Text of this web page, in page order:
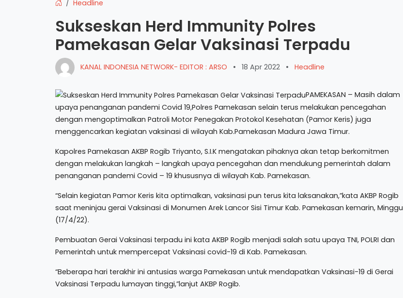
Headline
Sukseskan Herd Immunity Polres
Pamekasan Gelar Vaksinasi Terpadu
KANAL INDONESIA NETWORK- EDITOR : ARSO • 18 Apr 2022 • Headline
PAMEKASAN – Masih dalam
upaya penanganan pandemi Covid 19,Polres Pamekasan selain terus melakukan pencegahan
dengan mengoptimalkan Patroli Motor Penegakan Protokol Kesehatan (Pamor Keris) juga
menggencarkan kegiatan vaksinasi di wilayah Kab.Pamekasan Madura Jawa Timur.
Kapolres Pamekasan AKBP Rogib Triyanto, S.I.K mengatakan pihaknya akan tetap berkomitmen
dengan melakukan langkah – langkah upaya pencegahan dan mendukung pemerintah dalam
penanganan pandemi Covid – 19 khususnya di wilayah Kab. Pamekasan.
“Selain kegiatan Pamor Keris kita optimalkan, vaksinasi pun terus kita laksanakan,”kata AKBP Rogib
saat meninjau gerai Vaksinasi di Monumen Arek Lancor Sisi Timur Kab. Pamekasan kemarin, Minggu
(17/4/22).
Pembuatan Gerai Vaksinasi terpadu ini kata AKBP Rogib menjadi salah satu upaya TNI, POLRI dan
Pemerintah untuk mempercepat Vaksinasi covid-19 di Kab. Pamekasan.
“Beberapa hari terakhir ini antusias warga Pamekasan untuk mendapatkan Vaksinasi-19 di Gerai
Vaksinasi Terpadu lumayan tinggi,”lanjut AKBP Rogib.